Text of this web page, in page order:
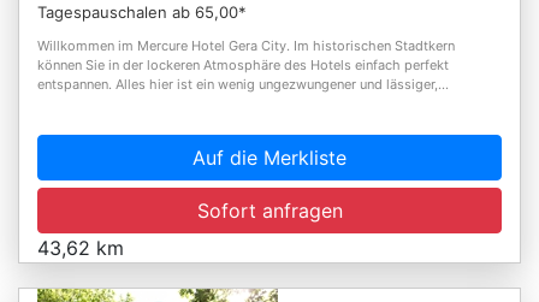
Tagespauschalen ab 65,00*
Willkommen im Mercure Hotel Gera City. Im historischen Stadtkern
können Sie in der lockeren Atmosphäre des Hotels einfach perfekt
entspannen. Alles hier ist ein wenig ungezwungener und lässiger,...
Auf die Merkliste
Sofort anfragen
43,62 km